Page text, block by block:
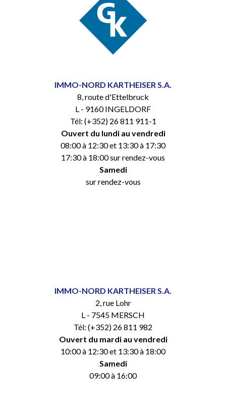
IMMO-NORD KARTHEISER S.A.
8, route d'Ettelbruck
L - 9160 INGELDORF
Tél: (+352) 26 811 911-1
Ouvert du lundi au vendredi
08:00 à 12:30 et 13:30 à 17:30
17:30 à 18:00 sur rendez-vous
Samedi
sur rendez-vous
IMMO-NORD KARTHEISER S.A.
2, rue Lohr
L - 7545 MERSCH
Tél: (+352) 26 811 982
Ouvert du mardi au vendredi
10:00 à 12:30 et 13:30 à 18:00
Samedi
09:00 à 16:00